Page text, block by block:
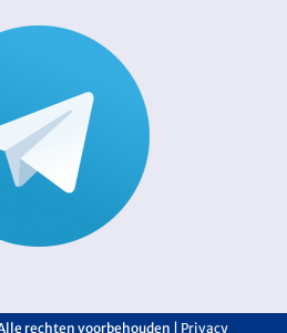
rechten voorbehouden | Privacy